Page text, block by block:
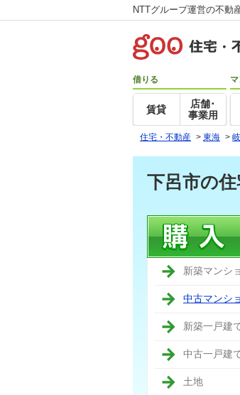
NTTグループ運営の不動
借りる
賃貸
店舗･
事業用
住宅・不動産 > 東海 >
下呂市の
新築マンシ
中古マンシ
新築一戸建
中古一戸建
土地